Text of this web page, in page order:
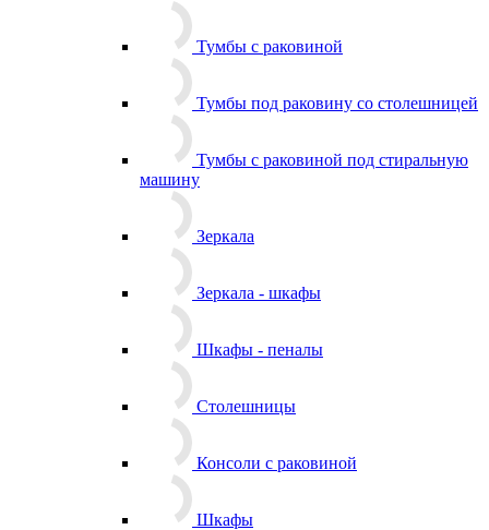
Тумбы с раковиной
Тумбы под раковину со столешницей
Тумбы с раковиной под стиральную
машину
Зеркала
Зеркала - шкафы
Шкафы - пеналы
Столешницы
Консоли с раковиной
Шкафы